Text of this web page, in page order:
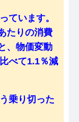
ています。
たりの消費
、物価変動
べて1.1％減
乗り切った